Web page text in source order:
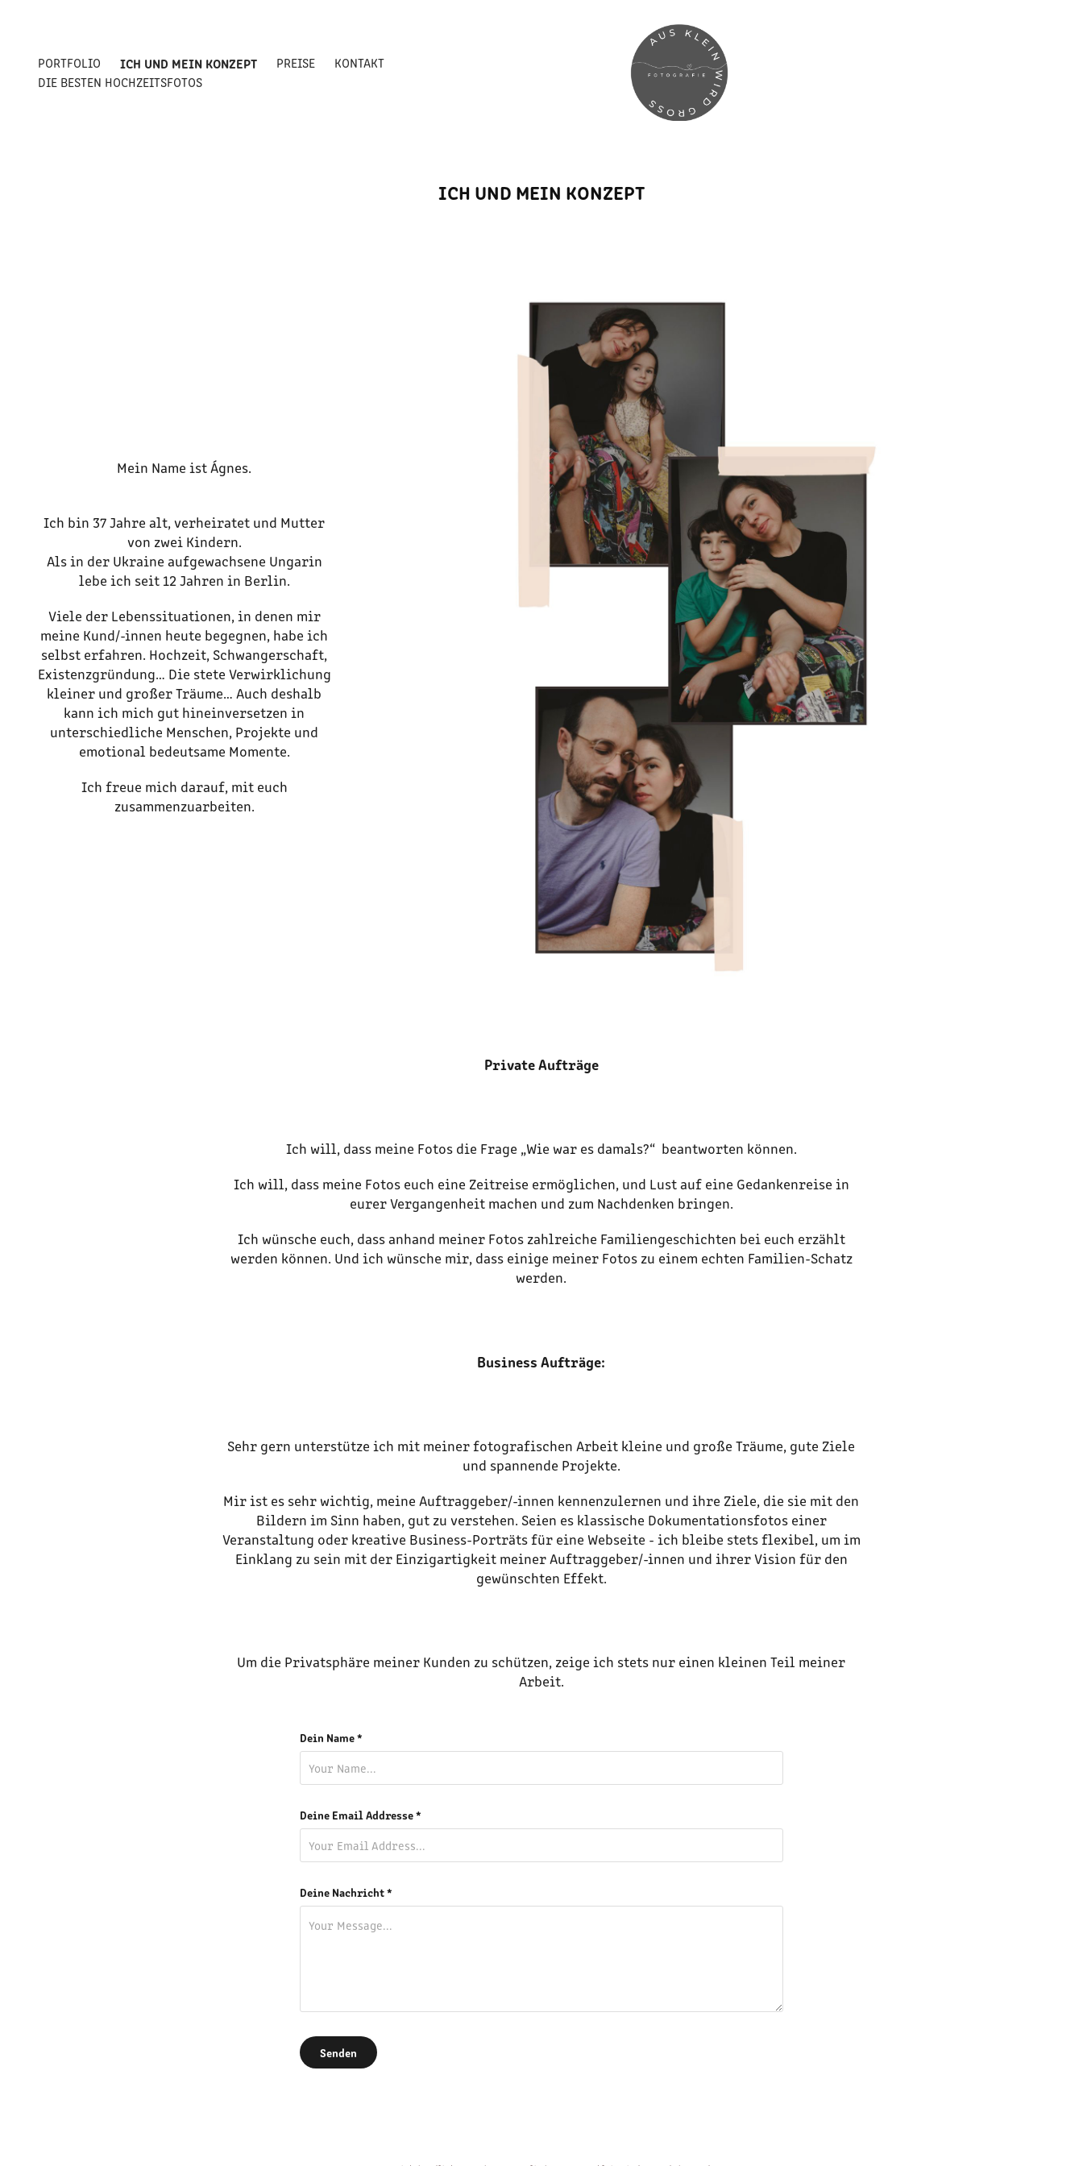
PORTFOLIO ICH UND MEIN KONZEPT PREISE
KONTAKT
DIE BESTEN HOCHZEITSFOTOS
ICH UND MEIN KONZEPT
Mein Name ist Ágnes.
Ich bin 37 Jahre alt, verheiratet und Mutter
von zwei Kindern.
Als in der Ukraine aufgewachsene Ungarin
lebe ich seit 12 Jahren in Berlin.
Viele der Lebenssituationen, in denen mir
meine Kund/-innen heute begegnen, habe ich
selbst erfahren. Hochzeit, Schwangerschaft,
Existenzgründung… Die stete Verwirklichung
kleiner und großer Träume… Auch deshalb
kann ich mich gut hineinversetzen in
unterschiedliche Menschen, Projekte und
emotional bedeutsame Momente.
Ich freue mich darauf, mit euch
zusammenzuarbeiten.
Private Aufträge
Ich will, dass meine Fotos die Frage „Wie war es damals?“ beantworten können.
Ich will, dass meine Fotos euch eine Zeitreise ermöglichen, und Lust auf eine Gedankenreise in
eurer Vergangenheit machen und zum Nachdenken bringen.
Ich wünsche euch, dass anhand meiner Fotos zahlreiche Familiengeschichten bei euch erzählt
werden können. Und ich wünsche mir, dass einige meiner Fotos zu einem echten Familien-Schatz
werden.
Business Aufträge:
Sehr gern unterstütze ich mit meiner fotografischen Arbeit kleine und große Träume, gute Ziele
und spannende Projekte.
Mir ist es sehr wichtig, meine Auftraggeber/-innen kennenzulernen und ihre Ziele, die sie mit den
Bildern im Sinn haben, gut zu verstehen. Seien es klassische Dokumentationsfotos einer
Veranstaltung oder kreative Business-Porträts für eine Webseite - ich bleibe stets flexibel, um im
Einklang zu sein mit der Einzigartigkeit meiner Auftraggeber/-innen und ihrer Vision für den
gewünschten Effekt.
Um die Privatsphäre meiner Kunden zu schützen, zeige ich stets nur einen kleinen Teil meiner
Arbeit.
Dein Name *
Deine Email Addresse *
Deine Nachricht *
Senden